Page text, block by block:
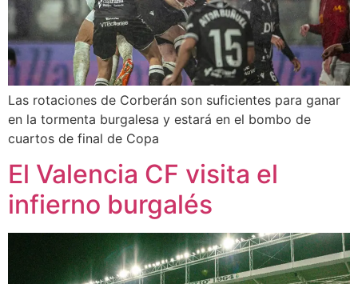
Las rotaciones de Corberán son suficientes para ganar
en la tormenta burgalesa y estará en el bombo de
cuartos de final de Copa
El Valencia CF visita el
infierno burgalés